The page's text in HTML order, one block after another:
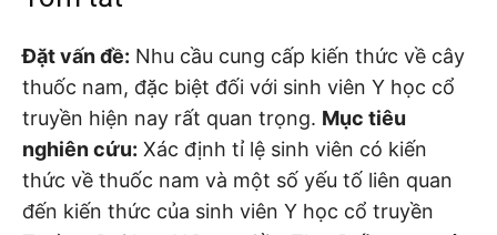
Đặt vấn đề: Nhu cầu cung cấp kiến thức về cây
thuốc nam, đặc biệt đối với sinh viên Y học cổ
truyền hiện nay rất quan trọng. Mục tiêu
nghiên cứu: Xác định tỉ lệ sinh viên có kiến
thức về thuốc nam và một số yếu tố liên quan
đến kiến thức của sinh viên Y học cổ truyền